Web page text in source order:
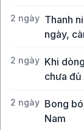
2 ngày Thanh
ngày,
2 ngày Khi
chưa đủ
2 ngày Bong
Nam